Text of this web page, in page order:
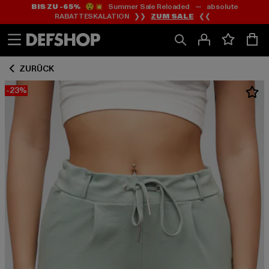
Zum
Inhalt
springen
Zum
Fußzeile
springen
BIS ZU -65%😲💥 Summer Sale Reloaded — absolute
RABATTESKALATION ❯❯ ZUM SALE ❮❮
ZURÜCK
-23%